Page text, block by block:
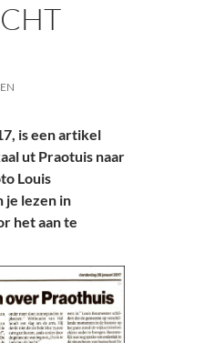
is een artikel
ut Praotuis naar
Louis
je lezen in
het aan te